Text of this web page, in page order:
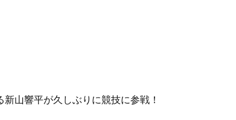
山響平が久しぶりに競技に参戦！